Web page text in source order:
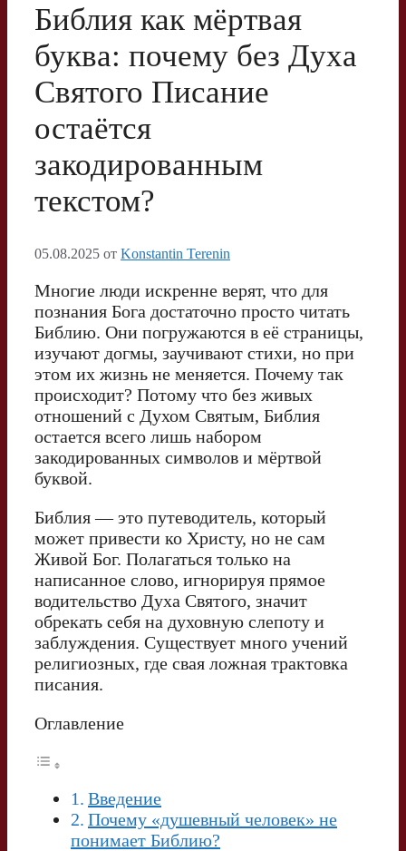
Библия как мёртвая
буква: почему без Духа
Святого Писание
остаётся
закодированным
текстом?
05.08.2025 от Konstantin Terenin
Многие люди искренне верят, что для
познания Бога достаточно просто читать
Библию. Они погружаются в её страницы,
изучают догмы, заучивают стихи, но при
этом их жизнь не меняется. Почему так
происходит? Потому что без живых
отношений с Духом Святым, Библия
остается всего лишь набором
закодированных символов и мёртвой
буквой.
Библия — это путеводитель, который
может привести ко Христу, но не сам
Живой Бог. Полагаться только на
написанное слово, игнорируя прямое
водительство Духа Святого, значит
обрекать себя на духовную слепоту и
заблуждения. Существует много учений
религиозных, где свая ложная трактовка
писания.
Оглавление
Введение
Почему «душевный человек» не
понимает Библию?